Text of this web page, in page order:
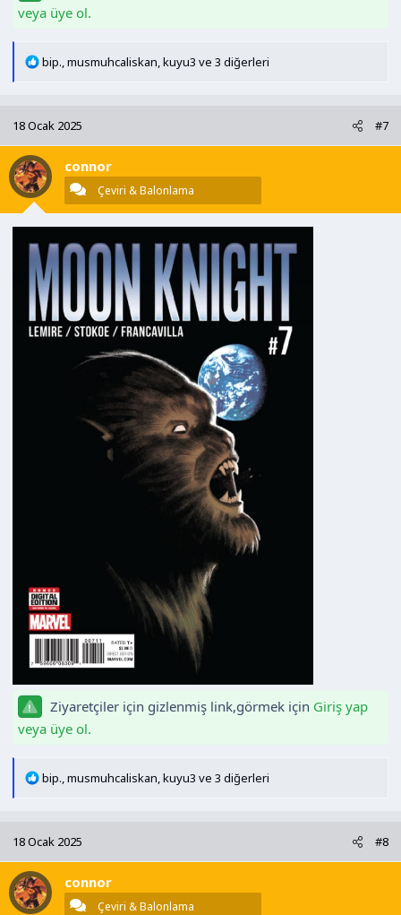
veya üye ol.
T
i
l
e
r
bip.,musmuhcaliskan,kuyu3 ve 3 diğerleri
18 Ocak 2025 #7
connor
Çeviri & Balonlama
Ziyaretçiler için gizlenmiş link,görmek için Giriş yap
veya üye ol.
T
i
l
e
r
bip. musmuhcaliskan kuyu3 ve 3 diğerleri
18 Ocak 2025 #8
connor
Çeviri & Balonlama